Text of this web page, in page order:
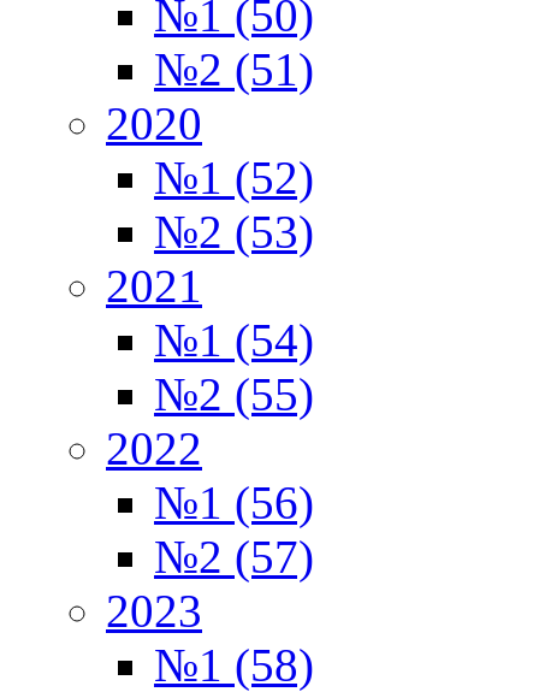
№1 (50)
№2 (51)
2020
№1 (52)
№2 (53)
2021
№1 (54)
№2 (55)
2022
№1 (56)
№2 (57)
2023
№1 (58)